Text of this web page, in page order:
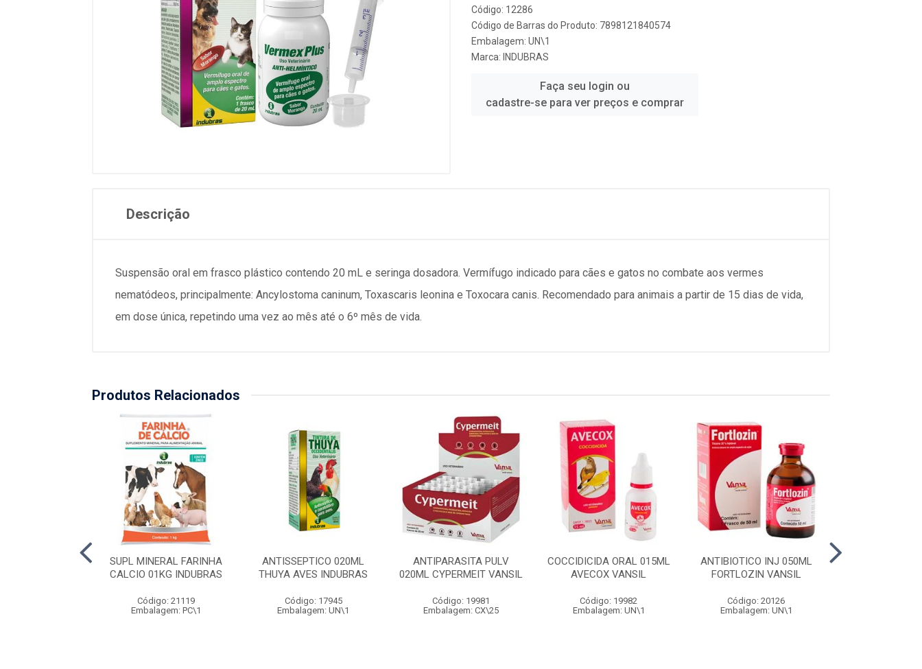
Código: 12286
Código de Barras do Produto: 7898121840574
Embalagem: UN\1
Marca: INDUBRAS
Faça seu login ou
cadastre-se para ver preços e comprar
Descrição
Suspensão oral em frasco plástico contendo 20 mL e seringa dosadora. Vermífugo indicado para cães e gatos no combate aos vermes
nematódeos, principalmente: Ancylostoma caninum, Toxascaris leonina e Toxocara canis. Recomendado para animais a partir de 15 dias de vida,
em dose única, repetindo uma vez ao mês até o 6º mês de vida.
Produtos Relacionados
SUPL MINERAL FARINHA
CALCIO 01KG INDUBRAS
Código: 21119
Embalagem: PC\1
ANTISSEPTICO 020ML
THUYA AVES INDUBRAS
Código: 17945
Embalagem: UN\1
ANTIPARASITA PULV
020ML CYPERMEIT VANSIL
Código: 19981
Embalagem: CX\25
COCCIDICIDA ORAL 015ML
AVECOX VANSIL
Código: 19982
Embalagem: UN\1
ANTIBIOTICO INJ 050ML
FORTLOZIN VANSIL
Código: 20126
Embalagem: UN\1